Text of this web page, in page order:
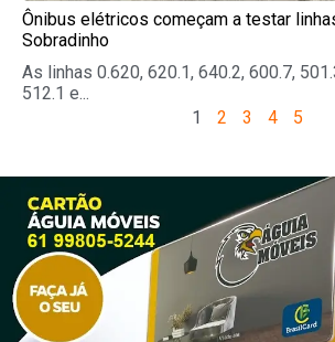
Ônibus elétricos começam a testar
Sobradinho
As linhas 0.620, 620.1, 640.2, 600.7,
512.1 e...
1 2 3 4 5